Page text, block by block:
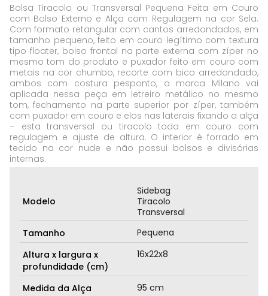
Bolsa Tiracolo ou Transversal Pequena Feita em Couro
com Bolso Externo e Alça com Regulagem na cor Sela.
Com formato retangular com cantos arredondados, em
tamanho pequeno, feito em couro legítimo com textura
tipo floater, bolso frontal na parte externa com zíper no
mesmo tom do produto e puxador feito em couro com
metais na cor chumbo, recorte com bico arredondado,
ambos com costura pesponto, a marca Milano vai
aplicada nessa peça em letreiro metálico no mesmo
tom, fechamento na parte superior por zíper, também
com puxador em couro e elos nas laterais fixando a alça
– esta transversal ou tiracolo toda em couro com
regulagem e ajuste de altura. O interior é forrado em
tecido na cor nude e não possui bolsos e divisórias
internas.
Modelo
Sidebag
Tiracolo
Transversal
Tamanho
Pequena
Altura x largura x
profundidade (cm)
16x22x8
Medida da Alça
95 cm